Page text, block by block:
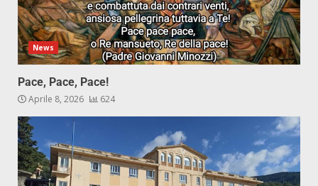
News
Pace, Pace, Pace!
Aprile 8, 2026 624